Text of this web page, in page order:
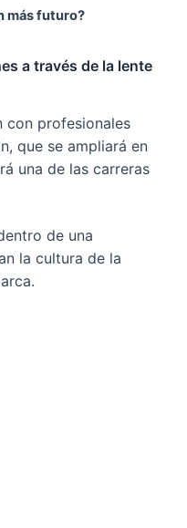
más futuro?
a través de la lente
con profesionales
que se ampliará en
una de las carreras
de una
la cultura de la